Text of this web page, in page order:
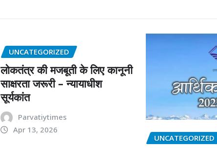
UNCATEGORIZED
लोकतंत्र की मजबूती के लिए कानूनी
साक्षरता जरूरी – न्यायाधीश
सूर्यकांत
Parvatiytimes
Apr 13, 2026
UNCATEGORIZED